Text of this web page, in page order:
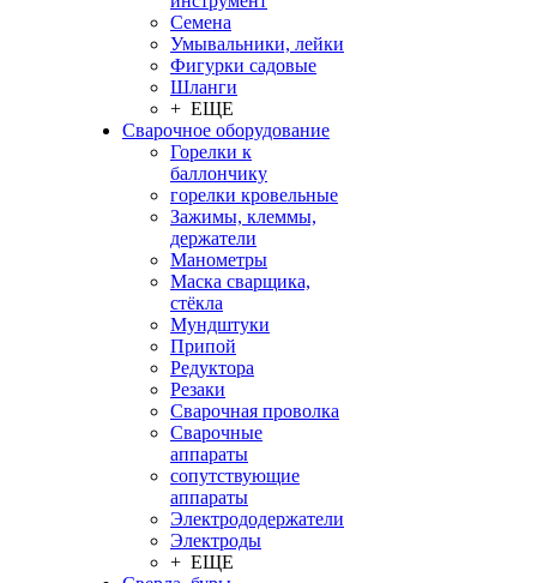
Семена
Умывальники, лейки
Фигурки садовые
Шланги
+ ЕЩЕ
Сварочное оборудование
Горелки к
баллончику
горелки кровельные
Зажимы, клеммы,
держатели
Манометры
Маска сварщика,
стёкла
Мундштуки
Припой
Редуктора
Резаки
Сварочная проволка
Сварочные
аппараты
сопутствующие
аппараты
Электрододержатели
Электроды
+ ЕЩЕ